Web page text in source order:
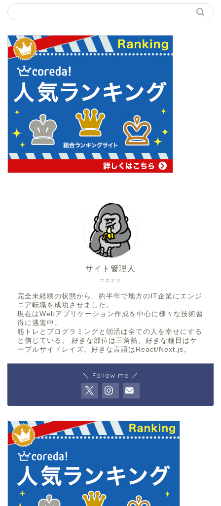
エネオス
サイト管理人
完全未経験の状態から、約半年で地方のIT企業にエンジ
ニア転職を成功させました。
現在はWebアプリケーション作成を中心に様々な技術習
得に邁進中。
筋トレとプログラミングと朝活は全ての人を幸せにする
と信じている。 好きな部位は三角筋。好きな種目はケ
ーブルサイドレイズ。好きな言語はReact/Next.js。
＼ Follow me ／